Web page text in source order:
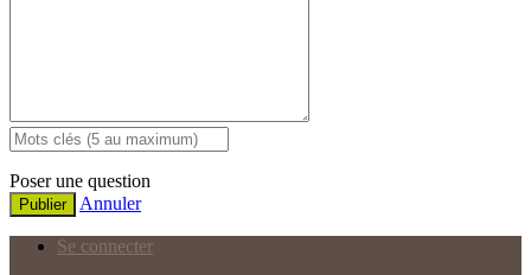
Poser une question
Publier Annuler
Se connecter